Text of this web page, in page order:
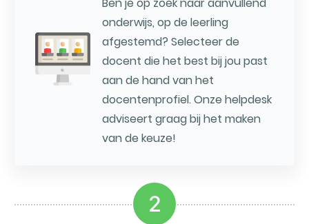
Ben je op zoek naar aanvullend
onderwijs, op de leerling
afgestemd? Selecteer de
docent die het best bij jou past
aan de hand van het
docentenprofiel. Onze helpdesk
adviseert graag bij het maken
van de keuze!
2